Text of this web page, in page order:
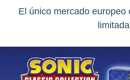
El único mercado europeo